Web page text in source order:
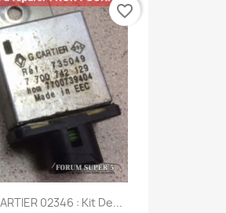
02346 : Kit De...
favorite_border